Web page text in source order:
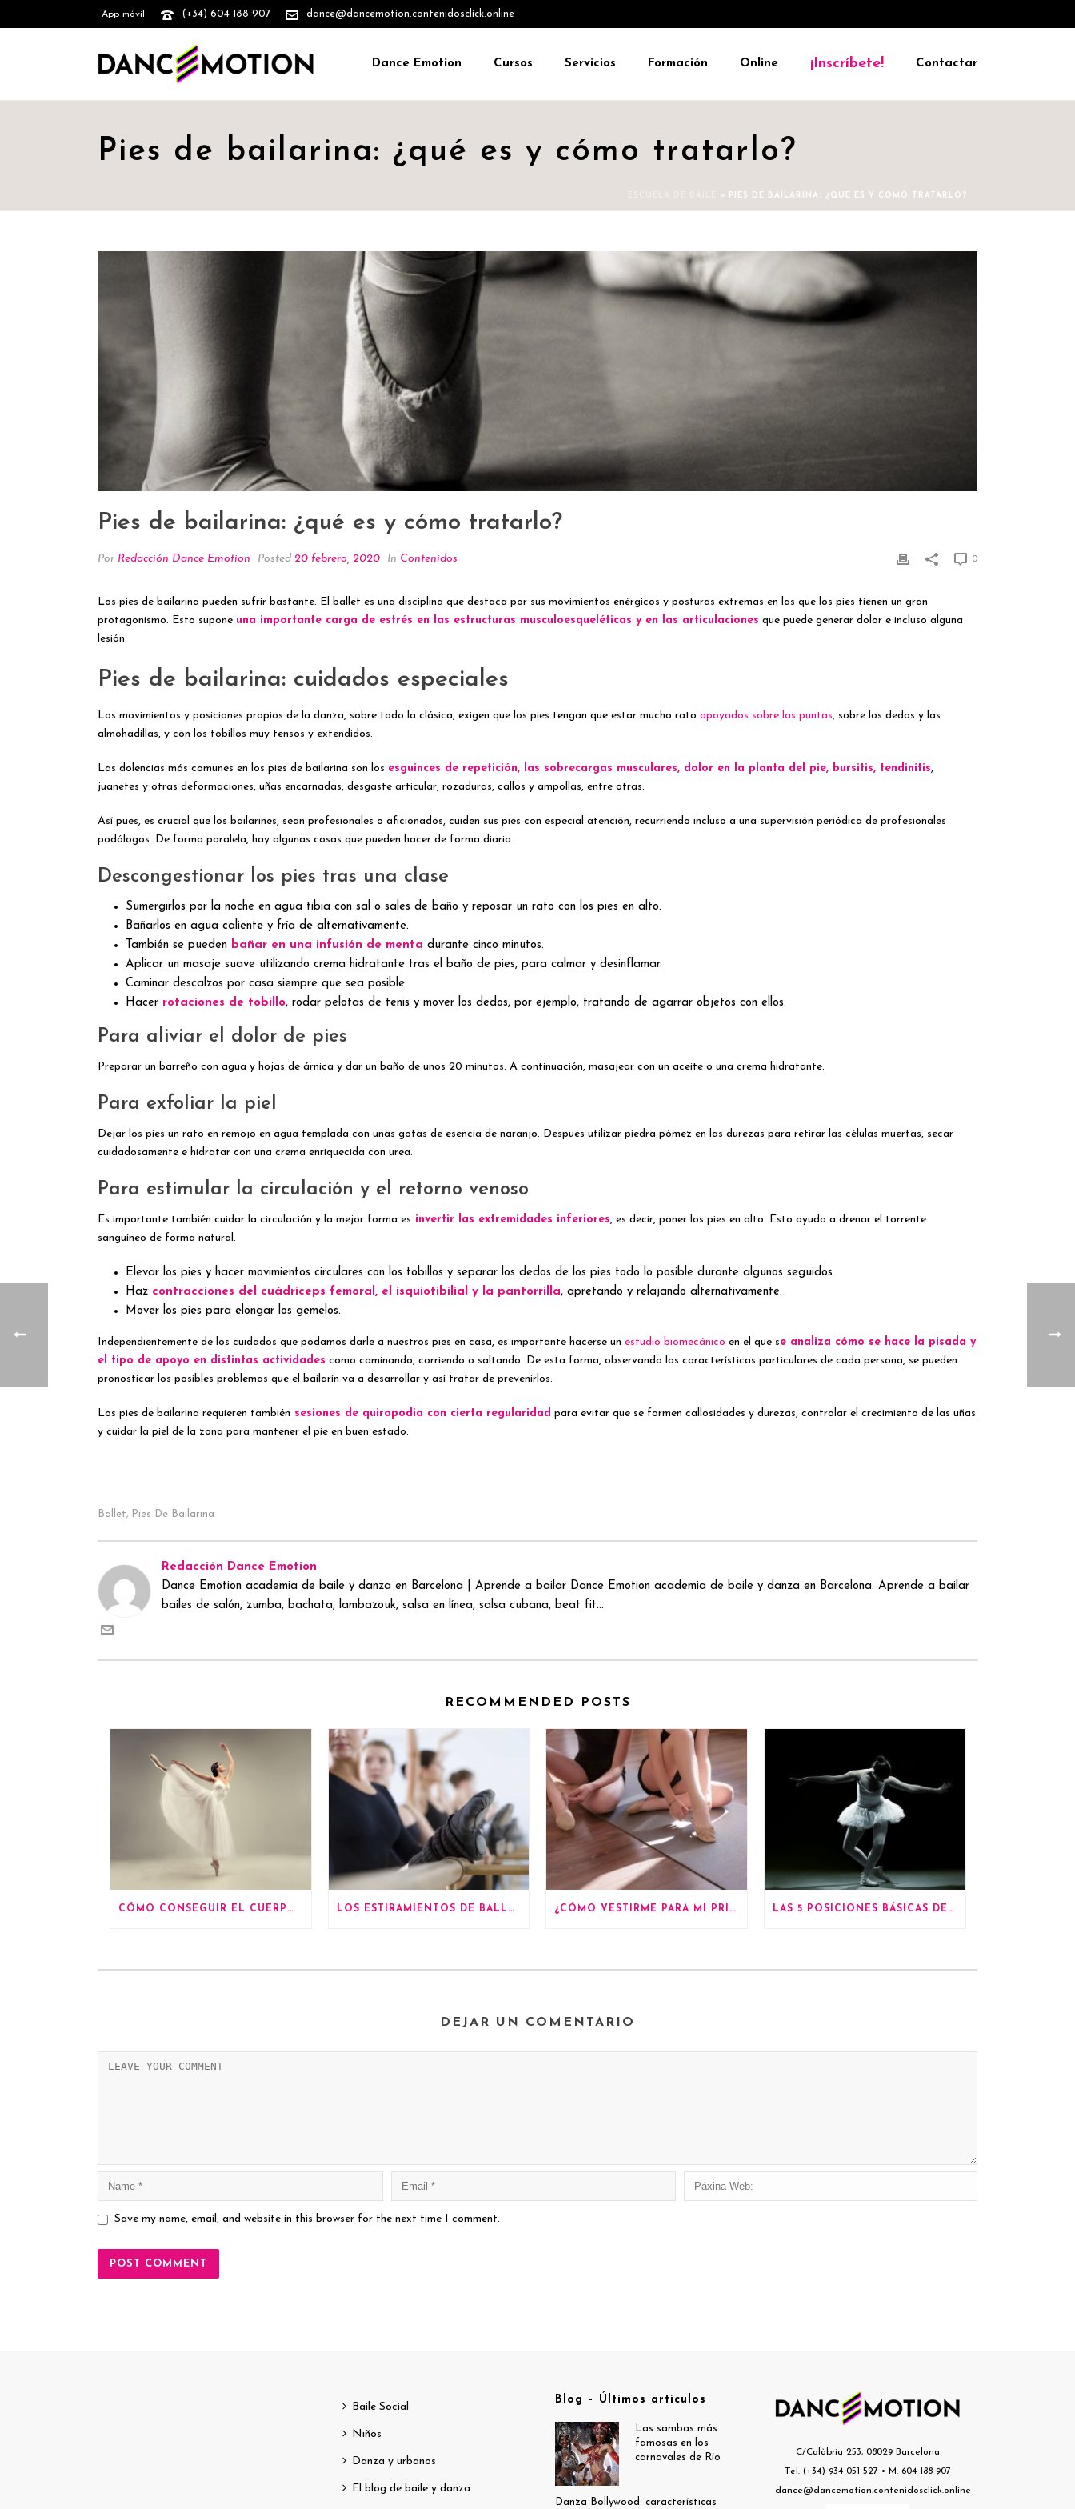
App móvil (+34) 604 188 907 dance@dancemotion.contenidosclick.online
Dance Emotion Cursos Servicios Formación Online ¡Inscríbete! Contactar
Pies de bailarina: ¿qué es y cómo tratarlo?
» PIES DE BAILARINA: ¿QUÉ ES Y CÓMO TRATARLO?
Pies de bailarina: ¿qué es y cómo tratarlo?
Por Redacción Dance Emotion Posted 20 febrero, 2020 In Contenidos 0
Los pies de bailarina pueden sufrir bastante. El ballet es una disciplina que destaca por sus movimientos enérgicos y posturas extremas en las que los pies tienen un gran
protagonismo. Esto supone una importante carga de estrés en las estructuras musculoesqueléticas y en las articulaciones que puede generar dolor e incluso alguna
lesión.
Pies de bailarina: cuidados especiales
Los movimientos y posiciones propios de la danza, sobre todo la clásica, exigen que los pies tengan que estar mucho rato apoyados sobre las puntas, sobre los dedos y las
almohadillas, y con los tobillos muy tensos y extendidos.
Las dolencias más comunes en los pies de bailarina son los esguinces de repetición, las sobrecargas musculares, dolor en la planta del pie, bursitis, tendinitis,
juanetes y otras deformaciones, uñas encarnadas, desgaste articular, rozaduras, callos y ampollas, entre otras.
Así pues, es crucial que los bailarines, sean profesionales o aficionados, cuiden sus pies con especial atención, recurriendo incluso a una supervisión periódica de profesionales
podólogos. De forma paralela, hay algunas cosas que pueden hacer de forma diaria.
Descongestionar los pies tras una clase
Sumergirlos por la noche en agua tibia con sal o sales de baño y reposar un rato con los pies en alto.
Bañarlos en agua caliente y fría de alternativamente.
También se pueden bañar en una infusión de menta durante cinco minutos.
Aplicar un masaje suave utilizando crema hidratante tras el baño de pies, para calmar y desinflamar.
Caminar descalzos por casa siempre que sea posible.
Hacer rotaciones de tobillo, rodar pelotas de tenis y mover los dedos, por ejemplo, tratando de agarrar objetos con ellos.
Para aliviar el dolor de pies
Preparar un barreño con agua y hojas de árnica y dar un baño de unos 20 minutos. A continuación, masajear con un aceite o una crema hidratante.
Para exfoliar la piel
Dejar los pies un rato en remojo en agua templada con unas gotas de esencia de naranjo. Después utilizar piedra pómez en las durezas para retirar las células muertas, secar
cuidadosamente e hidratar con una crema enriquecida con urea.
Para estimular la circulación y el retorno venoso
Es importante también cuidar la circulación y la mejor forma es invertir las extremidades inferiores, es decir, poner los pies en alto. Esto ayuda a drenar el torrente
sanguíneo de forma natural.
Elevar los pies y hacer movimientos circulares con los tobillos y separar los dedos de los pies todo lo posible durante algunos seguidos.
Haz contracciones del cuádriceps femoral, el isquiotibilial y la pantorrilla, apretando y relajando alternativamente.
Mover los pies para elongar los gemelos.
Independientemente de los cuidados que podamos darle a nuestros pies en casa, es importante hacerse un estudio biomecánico en el que se analiza cómo se hace la pisada y
el tipo de apoyo en distintas actividades como caminando, corriendo o saltando. De esta forma, observando las características particulares de cada persona, se pueden
pronosticar los posibles problemas que el bailarín va a desarrollar y así tratar de prevenirlos.
Los pies de bailarina requieren también sesiones de quiropodia con cierta regularidad para evitar que se formen callosidades y durezas, controlar el crecimiento de las uñas
y cuidar la piel de la zona para mantener el pie en buen estado.
Ballet, Pies De Bailarina
Redacción Dance Emotion
Dance Emotion academia de baile y danza en Barcelona | Aprende a bailar Dance Emotion academia de baile y danza en Barcelona. Aprende a bailar
bailes de salón, zumba, bachata, lambazouk, salsa en línea, salsa cubana, beat fit...
RECOMMENDED POSTS
CÓMO CONSEGUIR EL CUERPO DE UNA BAILARINA DE BALLET LOS ESTIRAMIENTOS DE BALLET MÁS BENEFICIOSOS PARA TU SALUD ¿CÓMO VESTIRME PARA MI PRIMERA CLASE DE BALLET? LAS 5 POSICIONES BÁSICAS DEL BALLET
DEJAR UN COMENTARIO
Save my name, email, and website in this browser for the next time I comment.
Baile Social
Niños
Danza y urbanos
El blog de baile y danza
Blog – Últimos artículos
Las sambas más
famosas en los
carnavales de Río
Danza Bollywood: características
C/Calàbria 253, 08029 Barcelona
Tel. (+34) 934 051 527 • M. 604 188 907
dance@dancemotion.contenidosclick.online